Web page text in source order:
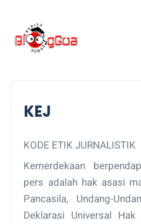
KEJ
KODE ETIK JURNALISTIK
Kemerdekaan
pers adalah hak asasi
Pancasila, Undang-
Deklarasi Universal